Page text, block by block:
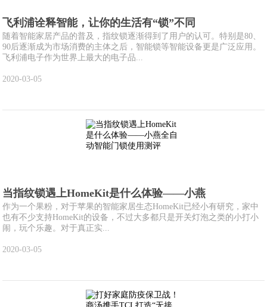
飞利浦诠释智能，让你的生活有“锁”不同
随着智能家居产品的普及，指纹锁逐渐得到了用户的认可。特别是80、
90后逐渐成为市场消费的主体之后，智能锁等智能设备更是广泛应用。
飞利浦电子作为世界上最大的电子品...
2020-03-05
当指纹锁遇上HomeKit是什么体验——小燕
作为一个果粉，对于苹果的智能家居生态HomeKit已经小有研究，家中
也有不少支持HomeKit的设备，不过大多都只是开关灯泡之类的小打小
闹，玩个乐趣。对于真正实...
2020-03-05